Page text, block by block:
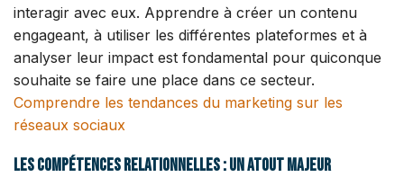
interagir avec eux. Apprendre à créer un contenu
engageant, à utiliser les différentes plateformes et à
analyser leur impact est fondamental pour quiconque
souhaite se faire une place dans ce secteur.
Comprendre les tendances du marketing sur les
réseaux sociaux
Les compétences relationnelles : un atout majeur